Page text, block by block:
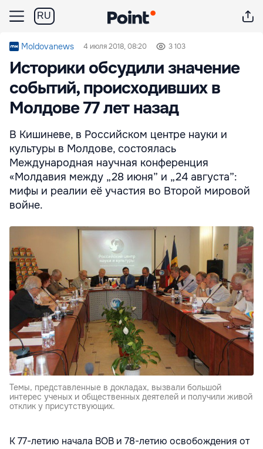
RU
Moldovanews 4 июля 2018, 08:20 3 103
Историки обсудили значение
событий, происходивших в
Молдове 77 лет назад
В Кишиневе, в Российском центре науки и
культуры в Молдове, состоялась
Международная научная конференция
«Молдавия между „28 июня” и „24 августа”:
мифы и реалии её участия во Второй мировой
войне.
Темы, представленные в докладах, вызвали большой
интерес ученых и общественных деятелей и получили живой
отклик у присутствующих.
К 77-летию начала ВОВ и 78-летию освобождения от